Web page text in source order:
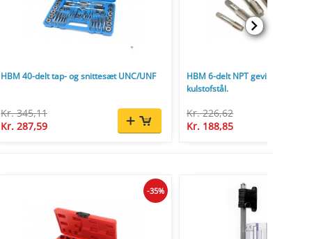
HBM 40-delt tap- og snittesæt UNC/UNF
Kr. 345,11
Kr. 287,59
HBM 6-delt NPT gevindsæt til rør
kulstofstål.
Kr. 226,62
Kr. 188,85
-35%